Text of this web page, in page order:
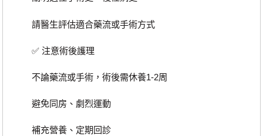
請醫生評估適合藥流或手術方式
✅ 注意術後護理
不論藥流或手術，術後需休養1-2周
避免同房、劇烈運動
補充營養、定期回診